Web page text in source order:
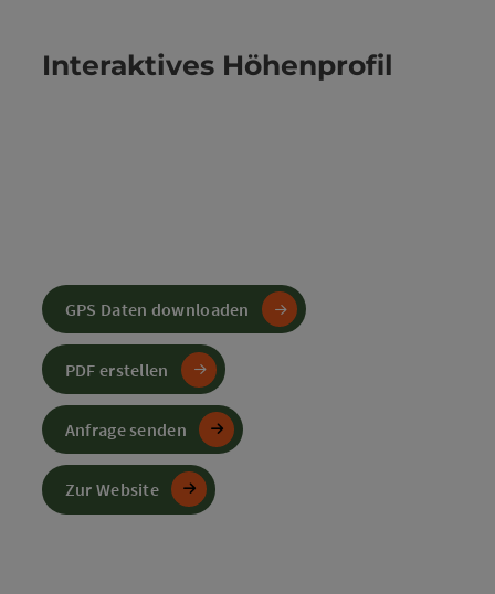
Interaktives Höhenprofil
GPS Daten downloaden
PDF erstellen
Anfrage senden
Zur Website